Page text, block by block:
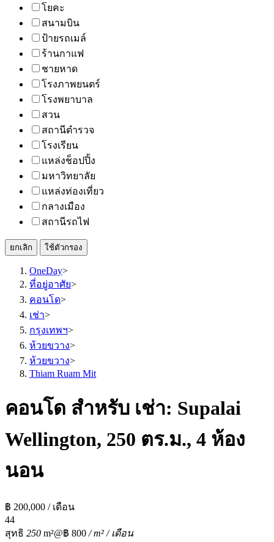
โยคะ
สนามบิน
ป้ายรถเมล์
ร้านกาแฟ
ชายหาด
โรงภาพยนตร์
โรงพยาบาล
สวน
สถานีตำรวจ
โรงเรียน
แหล่งช็อปปิ้ง
มหาวิทยาลัย
แหล่งท่องเที่ยว
กลางเมือง
สถานีรถไฟ
ยกเลิก ใช้ตัวกรอง
OneDay>
ที่อยู่อาศัย>
คอนโด>
เช่า>
กรุงเทพฯ>
ห้วยขวาง>
ห้วยขวาง>
Thiam Ruam Mit
คอนโด สำหรับ เช่า: Supalai
Wellington, 250 ตร.ม., 4 ห้อง
นอน
฿ 200,000 / เดือน
44
สุทธิ 250 m²@฿ 800 / m² / เดือน